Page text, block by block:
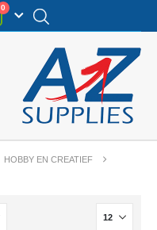
0
HOBBY EN CREATIEF